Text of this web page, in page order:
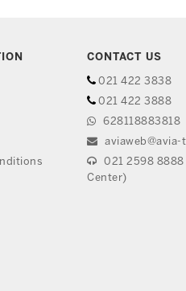
CONTACT US
021 422 3838
021 422 3888
628118883818
021 2598 8888
Center)